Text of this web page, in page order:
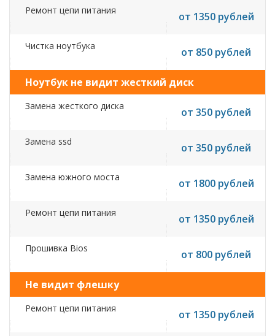
Ремонт цепи питания от 1350 рублей
Чистка ноутбука от 850 рублей
Ноутбук не видит жесткий диск
Замена жесткого диска от 350 рублей
Замена ssd от 350 рублей
Замена южного моста от 1800 рублей
Ремонт цепи питания от 1350 рублей
Прошивка Bios от 800 рублей
Не видит флешку
Ремонт цепи питания от 1350 рублей